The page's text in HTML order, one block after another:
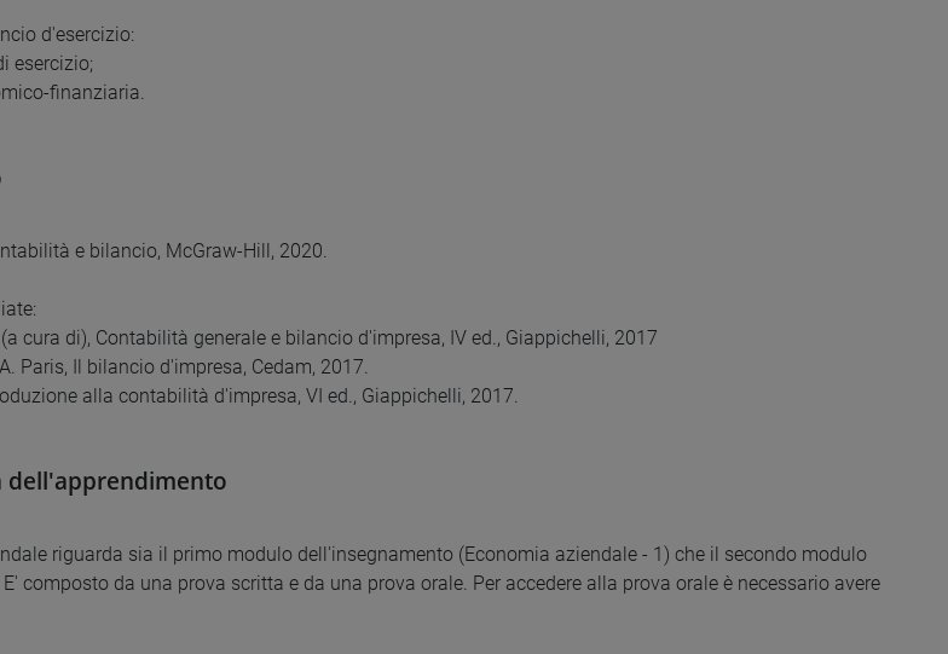
d'esercizio:
esercizio;
finanziaria.
e bilancio, McGraw-Hill, 2020.
cura di), Contabilità generale e bilancio d'impresa, IV ed., Giappichelli, 2017
Paris, Il bilancio d'impresa, Cedam, 2017.
alla contabilità d'impresa, VI ed., Giappichelli, 2017.
dell'apprendimento
riguarda sia il primo modulo dell'insegnamento (Economia aziendale - 1) che il secondo modulo
composto da una prova scritta e da una prova orale. Per accedere alla prova orale è necessario avere